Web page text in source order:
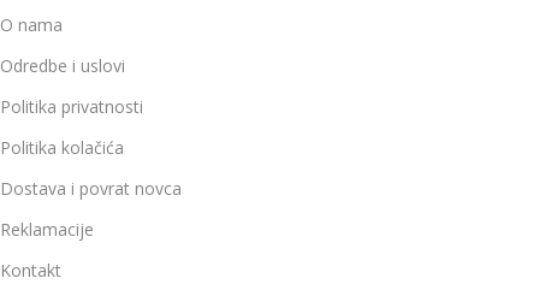
O nama
Odredbe i uslovi
Politika privatnosti
Politika kolačića
Dostava i povrat novca
Reklamacije
Kontakt